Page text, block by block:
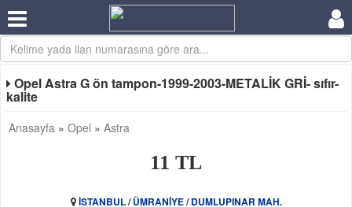
Opel Astra G ön tampon-1999-2003-METALİK GRİ- sıfır-
kalite
Anasayfa » Opel » Astra
11 TL
İSTANBUL/ÜMRANİYE/DUMLUPINAR MAH.